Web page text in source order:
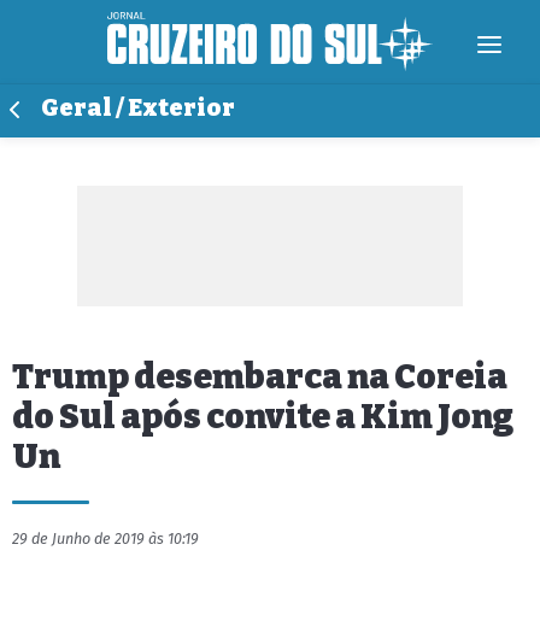
Geral / Exterior
Trump desembarca na Coreia
do Sul após convite a Kim Jong
Un
29 de Junho de 2019 às 10:19